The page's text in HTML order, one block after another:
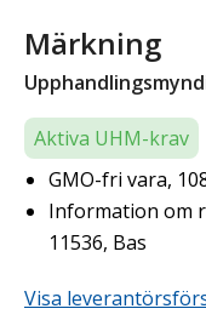
Märkning
Aktiva UHM-krav
GMO-fri vara,
Information om
11536, Bas
Visa